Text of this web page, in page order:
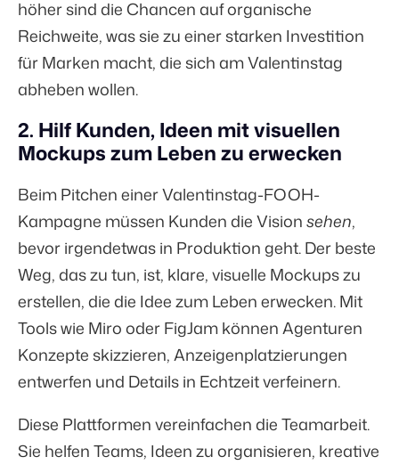
höher sind die Chancen auf organische
Reichweite, was sie zu einer starken Investition
für Marken macht, die sich am Valentinstag
abheben wollen.
2. Hilf Kunden, Ideen mit visuellen
Mockups zum Leben zu erwecken
Beim Pitchen einer Valentinstag-FOOH-
Kampagne müssen Kunden die Visionsehen,
bevor irgendetwas in Produktion geht. Der beste
Weg, das zu tun, ist, klare, visuelle Mockups zu
erstellen, die die Idee zum Leben erwecken. Mit
Tools wie Miro oder FigJam können Agenturen
Konzepte skizzieren, Anzeigenplatzierungen
entwerfen und Details in Echtzeit verfeinern.
Diese Plattformen vereinfachen die Teamarbeit.
Sie helfen Teams, Ideen zu organisieren, kreative